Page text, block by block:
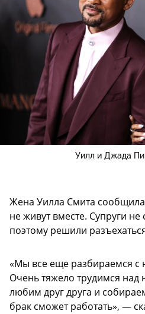
Уилл и Джада
Жена Уилла Смита
не живут вместе. Супруги не
поэтому решили
«Мы все еще разбираемся
Очень тяжело трудимся над
любим друг друга и
брак сможет работать», —